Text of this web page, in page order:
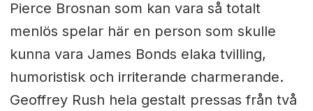
Pierce Brosnan som kan vara så totalt
menlös spelar här en person som skulle
kunna vara James Bonds elaka tvilling,
humoristisk och irriterande charmerande.
Geoffrey Rush hela gestalt pressas från två